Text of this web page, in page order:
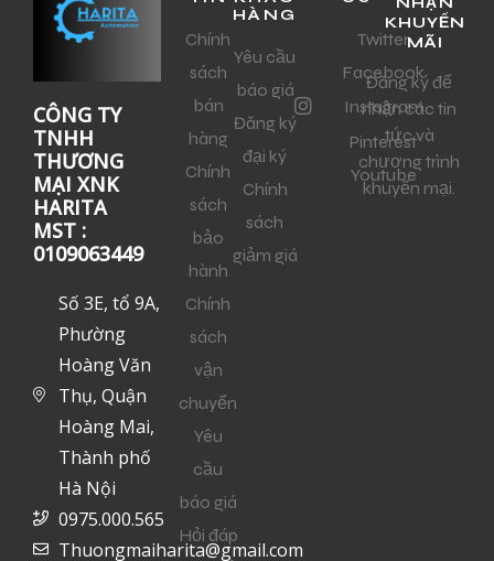
CÔNG TY
TNHH
THƯƠNG
MẠI XNK
HARITA
MST :
0109063449
Số 3E, tổ 9A,
Phường
Hoàng Văn
Thụ, Quận
Hoàng Mai,
Thành phố
Hà Nội
0975.000.565
Thuongmaiharita@gmail.com
Chính
sách
bán
hàng
Chính
sách
bảo
hành
Chính
sách
vận
chuyển
Yêu
cầu
báo giá
Hỏi đáp
HÀNG
Yêu cầu
báo giá
Đăng ký
đại ký
Chính
sách
giảm giá
Twitter
Facebook
Instagram
Pinterest
Youtube
KHUYẾN
MÃI
Đăng ký để
nhận các tin
tức và
chương trình
khuyến mại.